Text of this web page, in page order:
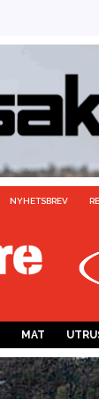
NYHETSBREV
MAT